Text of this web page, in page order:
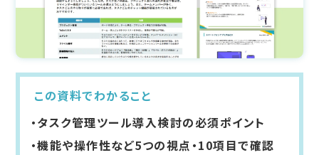
この資料でわかること
タスク管理ツール導入検討の必須ポイント
機能や操作性など5つの視点・10項目で確認